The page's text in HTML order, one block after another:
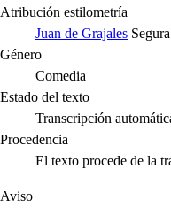
Atribución estilometría
Juan de Grajales Segura
Género
Comedia
Estado del texto
Transcripción
Procedencia
El texto procede de la
Aviso